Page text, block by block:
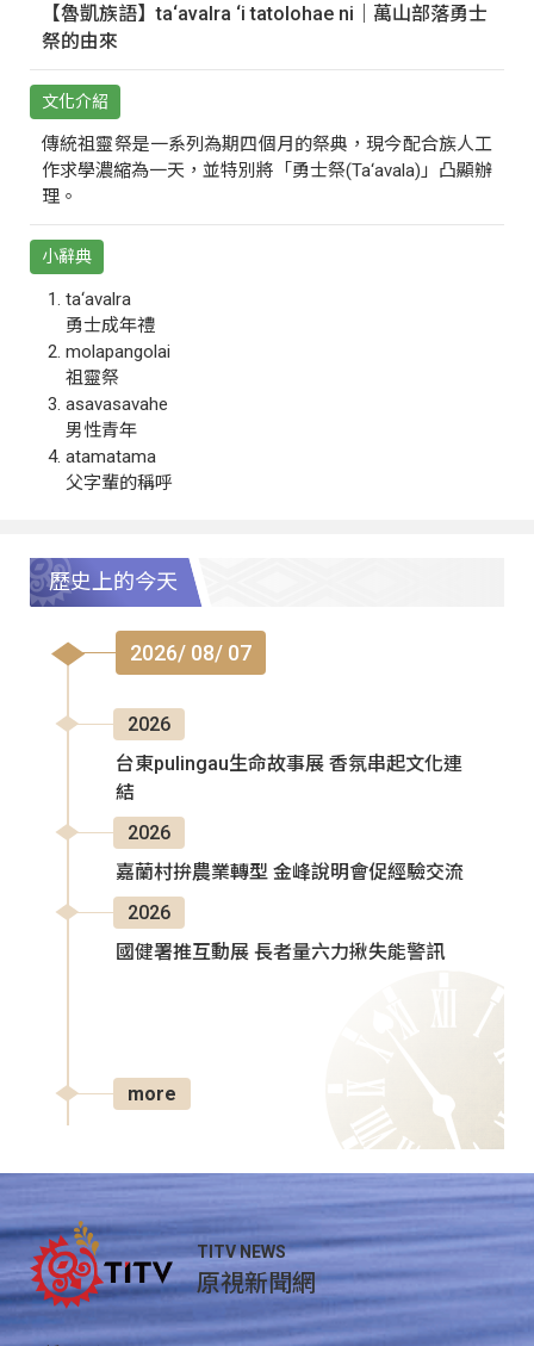
【魯凱族語】ta‘avalra ‘i tatolohae ni｜萬山部落勇士
祭的由來
文化介紹
傳統祖靈祭是一系列為期四個月的祭典，現今配合族人工
作求學濃縮為一天，並特別將「勇士祭(Ta‘avala)」凸顯辦
理。
小辭典
ta‘avalra
勇士成年禮
molapangolai
祖靈祭
asavasavahe
男性青年
atamatama
父字輩的稱呼
歷史上的今天
2026/ 08/ 07
2026
台東pulingau生命故事展 香氛串起文化連
結
2026
嘉蘭村拚農業轉型 金峰說明會促經驗交流
2026
國健署推互動展 長者量六力揪失能警訊
more
TITV NEWS
原視新聞網